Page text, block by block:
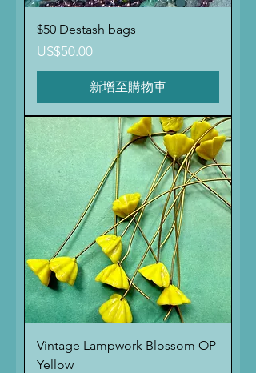
$50 Destash bags
價格
US$50.00
新增至購物車
Vintage Lampwork Blossom OP
Yellow